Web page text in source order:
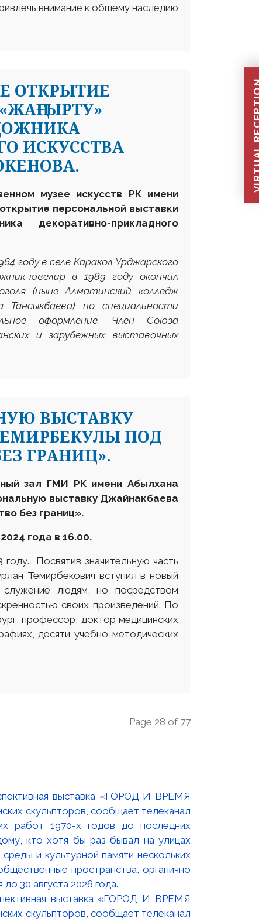
внимание к общему наследию
ОТКРЫТИЕ
ИСКУССТВА
музее искусств РК имени
персональной выставки
декоративно-прикладного
году в селе Каракол Урджарского
ювелир в 1989 году окончил
(ныне Алматинский колледж
Тансыкбаева) по специальности
оформление. Член Союза
и зарубежных выставочных
ВЫСТАВКУ
ПОД
ГРАНИЦ».
зал ГМИ РК имени Абылхана
выставку Джайнакбаева
без границ».
года в 16.00.
Посвятив значительную часть
Темирбекович вступил в новый
людям, но посредством
своих произведений. По
профессор, доктор медицинских
десяти учебно-методических
Page 28 of 77
выставка «ГОРОД И ВРЕМЯ
скульпторов, сообщает телеканал